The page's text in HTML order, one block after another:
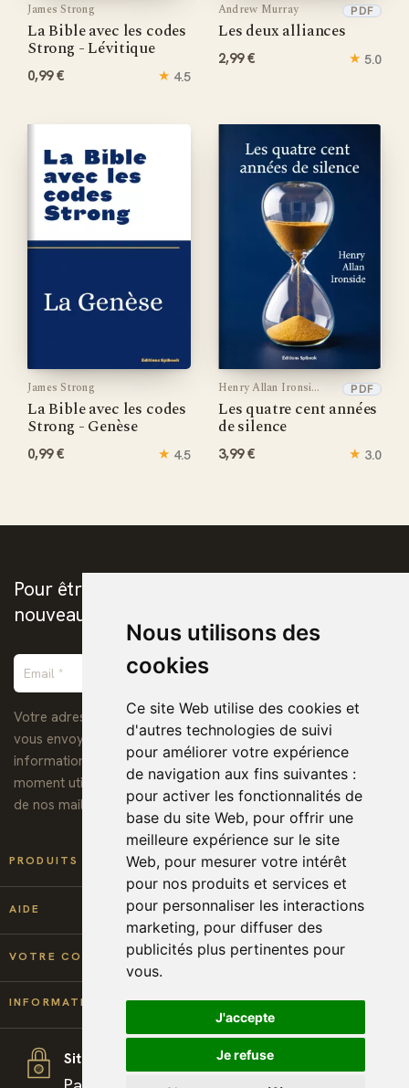
Nous utilisons des
cookies
Ce site Web utilise des cookies et
d'autres technologies de suivi
pour améliorer votre expérience
de navigation aux fins suivantes :
pour activer les fonctionnalités de
base du site Web, pour offrir une
meilleure expérience sur le site
Web, pour mesurer votre intérêt
pour nos produits et services et
pour personnaliser les interactions
marketing, pour diffuser des
publicités plus pertinentes pour
vous.
J'accepte
Je refuse
James Strong
La Bible avec les codes
Strong - Lévitique
0,99 € ★ 4.5
Andrew Murray
Les deux alliances
PDF
2,99 € ★ 5.0
James Strong
La Bible avec les codes
Strong - Genèse
0,99 € ★ 4.5
Henry Allan Ironside
Les quatre cent années
de silence
PDF
3,99 € ★ 3.0
Pour être prévenus de la publication des
nouveaux ebooks chrétiens
Votre adresse de messagerie est uniquement utilisée pour
vous envoyer notre lettre d'information ainsi que des
informations concernant nos activités. Vous pouvez à tout
moment utiliser le lien de désabonnement intégré dans chacun
de nos mails.
PRODUITS
AIDE
VOTRE COMPTE
INFORMATIONS
Site sécurisé